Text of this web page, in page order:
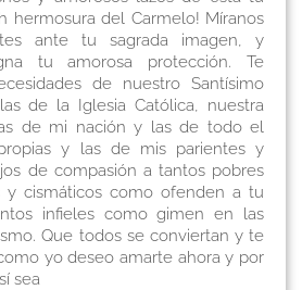
hermosura del Carmelo! Míranos
ante tu sagrada imagen, y
tu amorosa protección. Te
de nuestro Santísimo
de la Iglesia Católica, nuestra
de mi nación y las de todo el
y las de mis parientes y
de compasión a tantos pobres
y cismáticos como ofenden a tu
infieles como gimen en las
Que todos se conviertan y te
yo deseo amarte ahora y por
sea